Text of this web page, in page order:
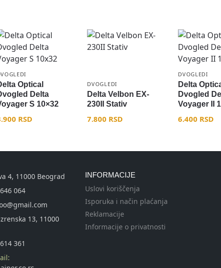
Optical
Delta
S 10×32
RSD
DVOGLEDI
Delta Velbon EX-
230II Stativ
7.800 RSD
DVOGLEDI
Delta
Dvogled
Voyager II
6.400 RSD
4, 11000 Beograd
064
13, 11000
361
INFORMACIJE
Uslovi koriščenja
Isporuka i način plaćanja
Reklamacije
Informacije o privatnosti